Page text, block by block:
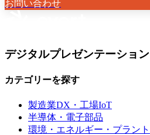
お問い合わせ
デジタルプレゼンテーショ
カテゴリーを探す
製造業DX・工場IoT
半導体・電子部品
環境・エネルギー・プラント